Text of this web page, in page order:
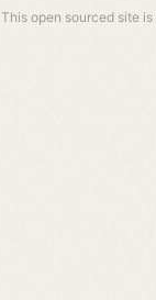
This open sourced site is